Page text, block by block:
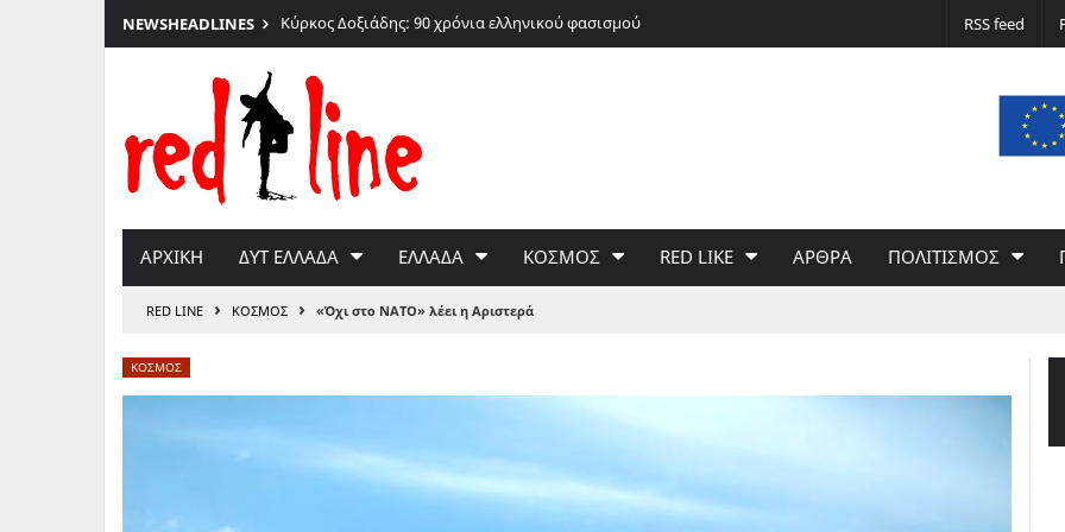
Μετάβαση
στο
περιεχόμενο
NEWSHEADLINES Κύρκος Δοξιάδης: 90 χρόνια ελληνικού φασισμού RSS feed
ΑΡΧΙΚΗ ΔΥΤ ΕΛΛΑΔΑ ΕΛΛΑΔΑ ΚΟΣΜΟΣ RED LIKE ΑΡΘΡΑ ΠΟΛΙΤΙΣΜΟΣ
RED LINE › ΚΟΣΜΟΣ › «Όχι στο ΝΑΤΟ» λέει η Αριστερά
ΚΟΣΜΟΣ